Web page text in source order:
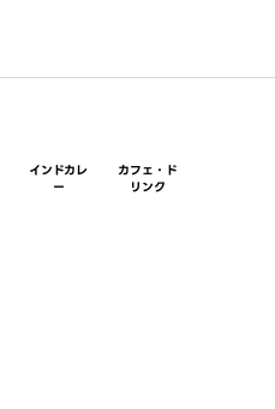
インドカレ
ー
カフェ・ド
リンク